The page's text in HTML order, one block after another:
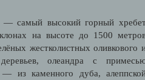
— самый высокий горный
на высоте до 1500
жестколистных оливкового
олеандра с
из каменного дуба,